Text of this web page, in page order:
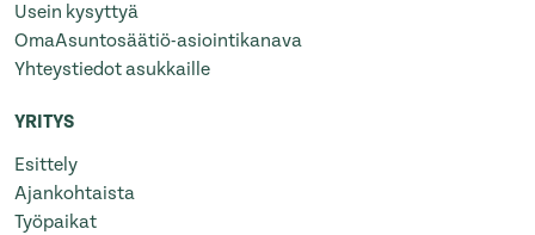
Usein kysyttyä
OmaAsuntosäätiö-asiointikanava
Yhteystiedot asukkaille
YRITYS
Esittely
Ajankohtaista
Työpaikat